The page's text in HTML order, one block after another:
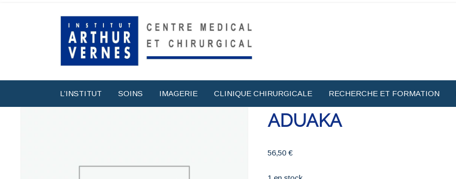
L’INSTITUT SOINS IMAGERIE CLINIQUE CHIRURGICALE RECHERCHE ET FORMATION
ADUAKA
56,50 €